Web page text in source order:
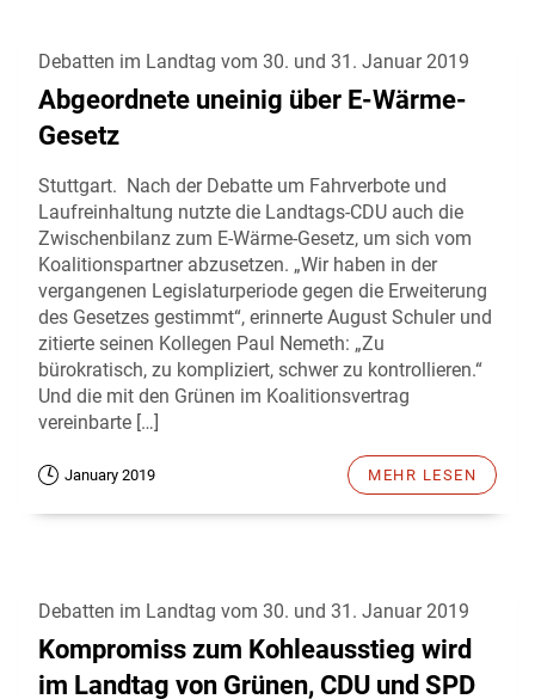
Debatten im Landtag vom 30. und 31. Januar 2019
Abgeordnete uneinig über E-Wärme-
Gesetz
Stuttgart. Nach der Debatte um Fahrverbote und
Laufreinhaltung nutzte die Landtags-CDU auch die
Zwischenbilanz zum E-Wärme-Gesetz, um sich vom
Koalitionspartner abzusetzen. „Wir haben in der
vergangenen Legislaturperiode gegen die Erweiterung
des Gesetzes gestimmt“, erinnerte August Schuler und
zitierte seinen Kollegen Paul Nemeth: „Zu
bürokratisch, zu kompliziert, schwer zu kontrollieren.“
Und die mit den Grünen im Koalitionsvertrag
vereinbarte […]
January 2019 MEHR LESEN
Debatten im Landtag vom 30. und 31. Januar 2019
Kompromiss zum Kohleausstieg wird
im Landtag von Grünen, CDU und SPD